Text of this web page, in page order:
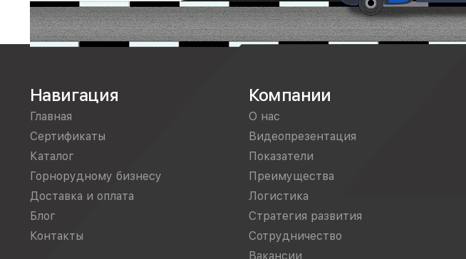
Навигация
Главная
Сертификаты
Каталог
Горнорудному бизнесу
Доставка и оплата
Блог
Контакты
Компании
О нас
Видеопрезентация
Показатели
Преимущества
Логистика
Стратегия развития
Сотрудничество
Вакансии